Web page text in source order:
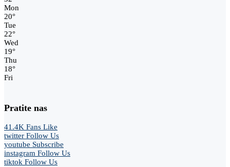
Mon
20°
Tue
22°
Wed
19°
Thu
18°
Fri
Pratite nas
41.4K Fans Like
twitter Follow Us
youtube Subscribe
instagram Follow Us
tiktok Follow Us